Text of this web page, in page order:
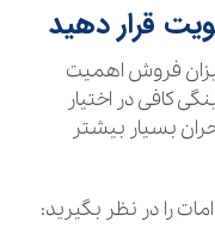
فروش اهمیت
کافی در اختیار
بسیار بیشتر
را در نظر بگیرید: